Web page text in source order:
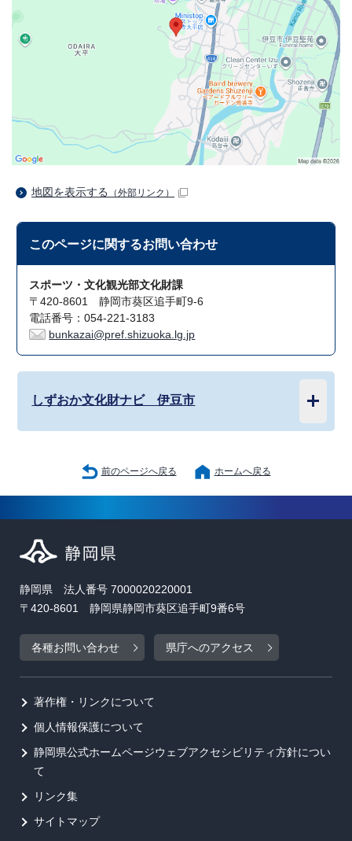
地図を表示する （外部リンク）
このページに関するお問い合わせ
スポーツ・文化観光部文化財課
〒420-8601 静岡市葵区追手町9-6
電話番号：054-221-3183
bunkazai@pref.shizuoka.lg.jp
しずおか文化財ナビ 伊豆市
前のページへ戻る ホームへ戻る
静岡県 法人番号 7000020220001
〒420-8601 静岡県静岡市葵区追手町9番6号
各種お問い合わせ 県庁へのアクセス
著作権・リンクについて
個人情報保護について
静岡県公式ホームページウェブアクセシビリティ方針につい
て
リンク集
サイトマップ